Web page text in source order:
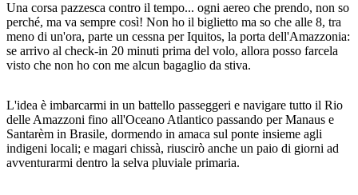
Una corsa pazzesca contro il tempo... ogni aereo che prendo, non so
perché, ma va sempre così! Non ho il biglietto ma so che alle 8, tra
meno di un'ora, parte un cessna per Iquitos, la porta dell'Amazzonia:
se arrivo al check-in 20 minuti prima del volo, allora posso farcela
visto che non ho con me alcun bagaglio da stiva.
L'idea è imbarcarmi in un battello passeggeri e navigare tutto il Rio
delle Amazzoni fino all'Oceano Atlantico passando per Manaus e
Santarèm in Brasile, dormendo in amaca sul ponte insieme agli
indigeni locali; e magari chissà, riuscirò anche un paio di giorni ad
avventurarmi dentro la selva pluviale primaria.